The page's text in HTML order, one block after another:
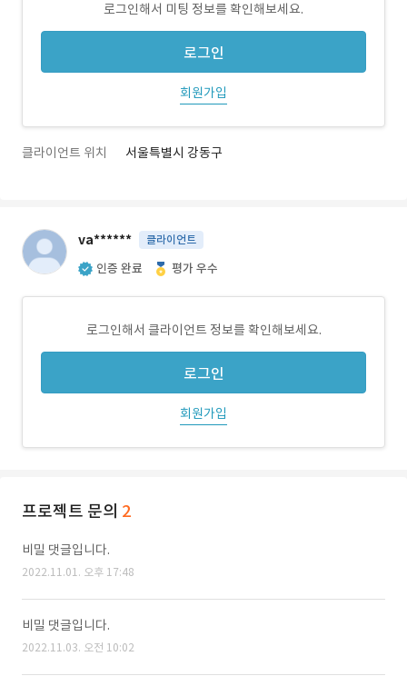
로그인해서 미팅 정보를 확인해보세요.
로그인
회원가입
클라이언트 위치 서울특별시 강동구
va****** 클라이언트
인증 완료 평가 우수
로그인해서 클라이언트 정보를 확인해보세요.
로그인
회원가입
프로젝트 문의 2
비밀 댓글입니다.
2022.11.01. 오후 17:48
비밀 댓글입니다.
2022.11.03. 오전 10:02